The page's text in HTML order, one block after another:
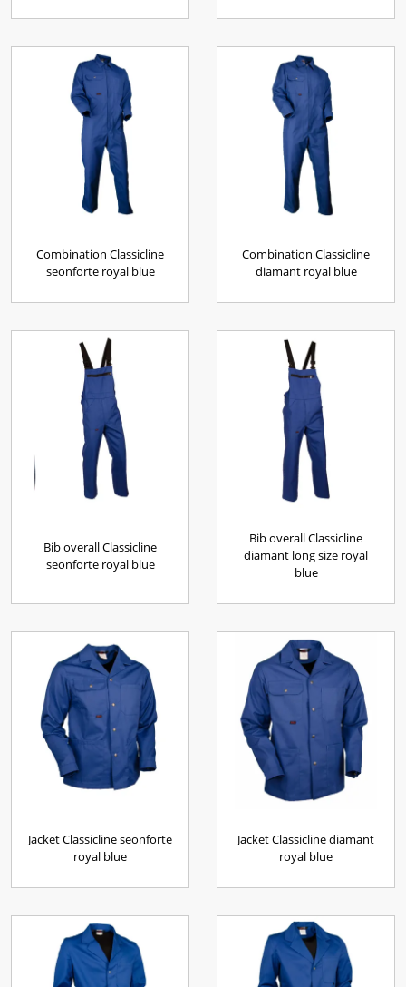
Combination Classicline
seonforte royal blue
Combination Classicline
diamant royal blue
Bib overall Classicline
seonforte royal blue
Bib overall Classicline
diamant long size royal
blue
Jacket Classicline seonforte
royal blue
Jacket Classicline diamant
royal blue